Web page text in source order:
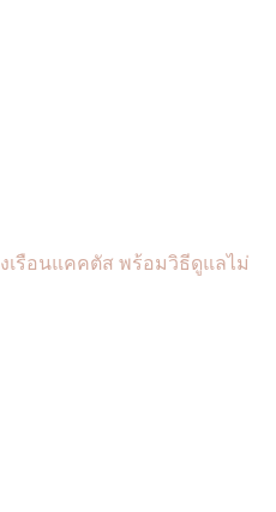
เรือนแคคตัส พร้อมวิธีดูแลไม่